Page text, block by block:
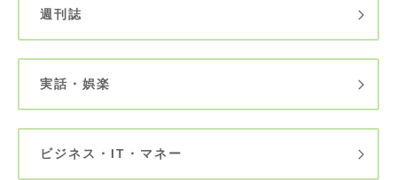
週刊誌
実話・娯楽
ビジネス・IT・マネー